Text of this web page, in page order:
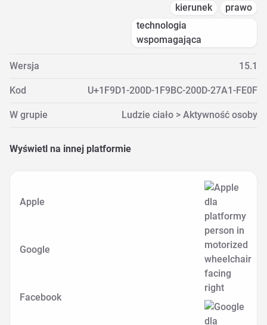
kierunek
prawo
technologia
wspomagająca
Wersja 15.1
Kod U+1F9D1-200D-1F9BC-200D-27A1-FE0F
W grupie Ludzie ciało > Aktywność osoby
Wyświetl na innej platformie
Apple
Google
Facebook